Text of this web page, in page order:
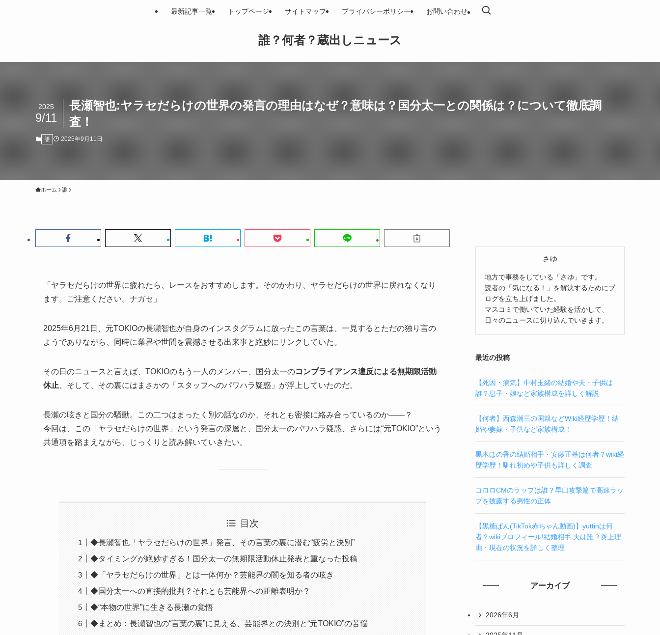
誰？何者？蔵出しニュース
最新記事一覧 トップページ サイトマップ プライバシーポリシー お問い合わせ
長瀬智也:ヤラセだらけの世界の発言の理由はなぜ？意味は？国分太一との関係は？について徹底調
査！
2025
9/11
誰 2025年9月11日
ホーム 誰
「ヤラセだらけの世界に疲れたら、レースをおすすめします。そのかわり、ヤラセだらけの世界に戻れなくなり
ます。ご注意ください。ナガセ」
2025年6月21日、元TOKIOの長瀬智也が自身のインスタグラムに放ったこの言葉は、一見するとただの独り言の
ようでありながら、同時に業界や世間を震撼させる出来事と絶妙にリンクしていた。
その日のニュースと言えば、TOKIOのもう一人のメンバー、国分太一のコンプライアンス違反による無期限活動
休止。そして、その裏にはまさかの「スタッフへのパワハラ疑惑」が浮上していたのだ。
長瀬の呟きと国分の騒動。この二つはまったく別の話なのか、それとも密接に絡み合っているのか――？
今回は、この「ヤラセだらけの世界」という発言の深層と、国分太一のパワハラ疑惑、さらには“元TOKIO”という
共通項を踏まえながら、じっくりと読み解いていきたい。
目次
◆長瀬智也「ヤラセだらけの世界」発言、その言葉の裏に潜む“疲労と決別”
◆タイミングが絶妙すぎる！国分太一の無期限活動休止発表と重なった投稿
◆「ヤラセだらけの世界」とは一体何か？芸能界の闇を知る者の呟き
◆国分太一への直接的批判？それとも芸能界への距離表明か？
◆“本物の世界”に生きる長瀬の覚悟
◆まとめ：長瀬智也の“言葉の裏”に見える、芸能界との決別と“元TOKIO”の苦悩
さゆ
地方で事務をしている「さゆ」です。
読者の「気になる！」を解決するためにブ
ログを立ち上げました。
マスコミで働いていた経験を活かして、
日々のニュースに切り込んでいきます。
最近の投稿
【死因・病気】中村玉緒の結婚や夫・子供は
誰？息子・娘など家族構成を詳しく解説
【何者】西森潮三の国籍などWiki経歴学歴！結
婚や妻嫁・子供など家族構成！
黒木ほの香の結婚相手・安藤正基は何者？wiki経
歴学歴！馴れ初めや子供も詳しく調査
コロロCMのラップは誰？早口攻撃篇で高速ラッ
プを披露する男性の正体
【黒糖ぱん(TikTok赤ちゃん動画)】yuttinは何
者？wikiプロフィール!結婚相手:夫は誰？炎上理
由・現在の状況を詳しく整理
アーカイブ
2026年6月